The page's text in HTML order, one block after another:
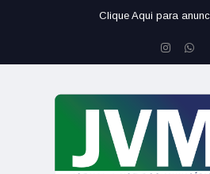
Clique Aqui para